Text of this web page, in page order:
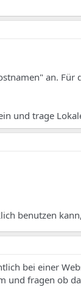
an. Für
und trage
benutzen
bei einer
und fragen ob